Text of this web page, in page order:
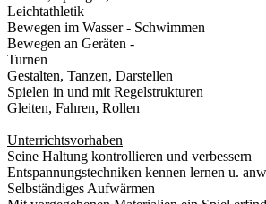
Leichtathletik
Bewegen im Wasser - Schwimmen
Bewegen an Geräten -
Turnen
Gestalten, Tanzen, Darstellen
Spielen in und mit Regelstrukturen
Gleiten, Fahren, Rollen
Unterrichtsvorhaben
Seine Haltung kontrollieren und verbessern
Entspannungstechniken kennen lernen u.
Selbständiges Aufwärmen